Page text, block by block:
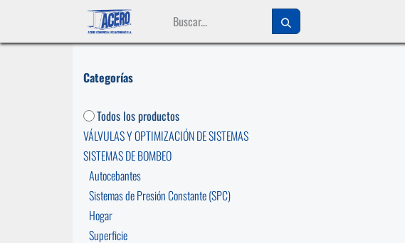
Categorías
Todos los productos
VÁLVULAS Y OPTIMIZACIÓN DE SISTEMAS
SISTEMAS DE BOMBEO
Autocebantes
Sistemas de Presión Constante (SPC)
Hogar
Superficie